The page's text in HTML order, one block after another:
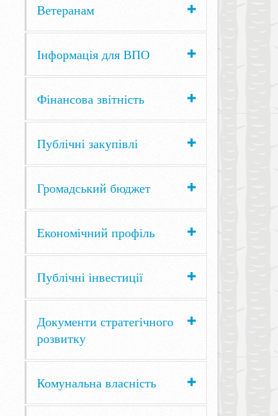
Ветеранам
Інформація для ВПО
Фінансова звітність
Публічні закупівлі
Громадський бюджет
Економічний профіль
Публічні інвестиції
Документи стратегічного
розвитку
Комунальна власність